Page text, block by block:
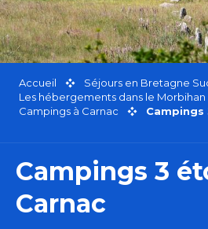
Accueil
Séjours en Bretagne
Les hébergements dans le Morbihan
Campings à Carnac
Campings
Campings 3
Carnac